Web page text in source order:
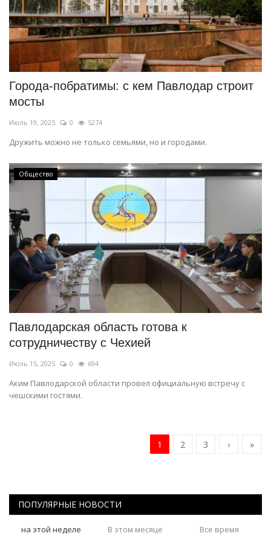
Города-побратимы: с кем Павлодар строит
мосты
Июль 19, 2025 0 5274
Дружить можно не только семьями, но и городами.
Общество
Павлодарская область готова к
сотрудничеству с Чехией
Июль 15, 2025 0 694
Аким Павлодарской области провел официальную встречу с
чешскими гостями.
1 2 3 › »
ПОПУЛЯРНЫЕ НОВОСТИ
на этой неделе В этом месяце Все время